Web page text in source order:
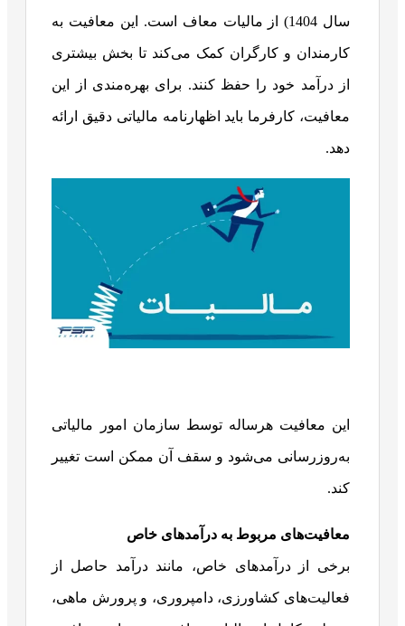
سال 1404) از مالیات معاف است. این معافیت به
کارمندان و کارگران کمک می‌کند تا بخش بیشتری
از درآمد خود را حفظ کنند. برای بهره‌مندی از این
معافیت، کارفرما باید اظهارنامه مالیاتی دقیق ارائه
دهد.
این معافیت هرساله توسط سازمان امور مالیاتی
به‌روزرسانی می‌شود و سقف آن ممکن است تغییر
کند.
معافیت‌های مربوط به درآمدهای خاص
برخی از درآمدهای خاص، مانند درآمد حاصل از
فعالیت‌های کشاورزی، دامپروری، و پرورش ماهی،